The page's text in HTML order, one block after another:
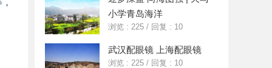
小学青岛海洋
浏览 : 225 / 回复 : 10
武汉配眼镜 上海配眼镜
浏览 : 225 / 回复 : 10